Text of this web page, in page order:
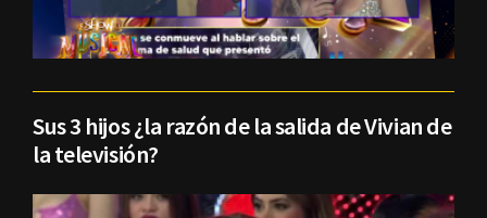
Sus 3 hijos ¿la razón de la salida de Vivian de
la televisión?